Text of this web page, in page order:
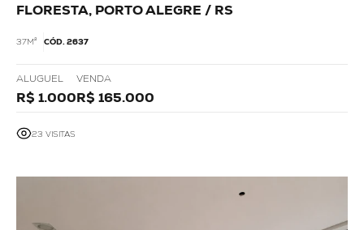
FLORESTA, PORTO ALEGRE / RS
37M² CÓD. 2637
ALUGUEL
R$ 1.000
VENDA
R$ 165.000
23 VISITAS